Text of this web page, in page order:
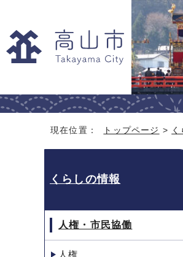
現在位置： トップページ >
くらしの情報
人権・市民協働
人権